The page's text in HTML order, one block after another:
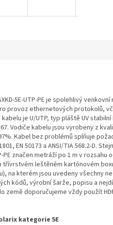
5E-UTP-PE je spolehlivý
provoz ethernetových protokolů,
kabelu je U/UTP, typ pláště UV
Vodiče kabelu jsou vyrobeny z
Kabel bez problémů splňuje
EN 50173 a ANSI/TIA 568.2-D.
PE značen metráží po 1 m v rozsahu
třívrstvém leštěném kartónovém
na kterém jsou uvedeny všechny
kódů, výrobní šarže, popisu a
země doporučujeme vždy použít
kategorie 5E